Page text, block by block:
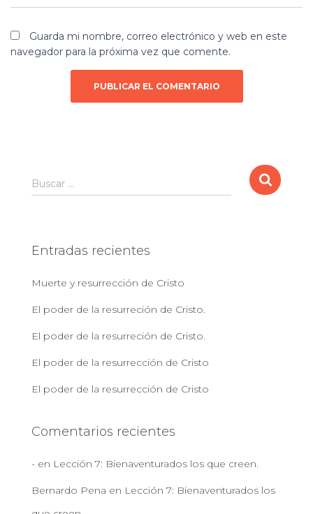
Guarda mi nombre, correo electrónico y web en este
navegador para la próxima vez que comente.
B
u
r
Buscar …
Entradas recientes
Muerte y resurrección de Cristo
El poder de la resurreción de Cristo.
El poder de la resurreción de Cristo.
El poder de la resurrección de Cristo
El poder de la resurrección de Cristo
Comentarios recientes
- en Lección 7: Bienaventurados los que creen.
Bernardo Pena en Lección 7: Bienaventurados los